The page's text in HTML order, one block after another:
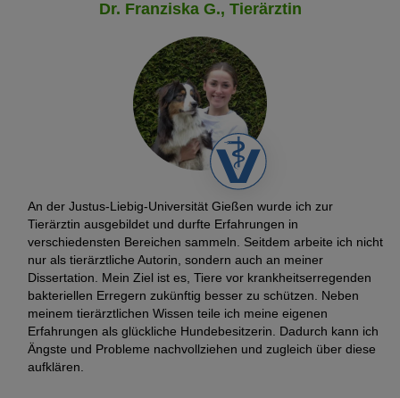
Stellen Sie einen 25 Zentimeter hohen Putzeimer mit der
Öffnung nach oben in die Nähe des Mäuselochs.
Platzieren Sie eine Untertasse oder eine kleine Schale im
Legen Sie einen schmackhaften Köder (z. B. Brot, Käse) auf
Bauen Sie mit Holz oder Büchern eine Treppe, damit die
Mäuse in den Eimer gelangen können.
Indem Sie einige kleine Futterstücke auf die Treppe legen,
erhöhen Sie die Chance, die Maus in den Eimer zu locken.
Wenn die Maus in den Eimer fällt, sollten Sie sie so schnell
wie möglich mit einer Zeitschrift oder einem Handtuch
abdecken und die Maus ins Freie bringen.
Dr. Franziska G., Tierärztin
An der Justus-Liebig-Universität Gießen wurde ich zur
Tierärztin ausgebildet und durfte Erfahrungen in
verschiedensten Bereichen sammeln. Seitdem arbeite ich nicht
nur als tierärztliche Autorin, sondern auch an meiner
Dissertation. Mein Ziel ist es, Tiere vor krankheitserregenden
bakteriellen Erregern zukünftig besser zu schützen. Neben
meinem tierärztlichen Wissen teile ich meine eigenen
Erfahrungen als glückliche Hundebesitzerin. Dadurch kann ich
Ängste und Probleme nachvollziehen und zugleich über diese
aufklären.